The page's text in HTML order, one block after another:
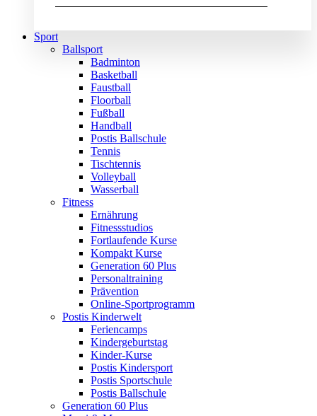
Sport
Ballsport
Badminton
Basketball
Faustball
Floorball
Fußball
Handball
Postis Ballschule
Tennis
Tischtennis
Volleyball
Wasserball
Fitness
Ernährung
Fitnessstudios
Fortlaufende Kurse
Kompakt Kurse
Generation 60 Plus
Personaltraining
Prävention
Online-Sportprogramm
Postis Kinderwelt
Feriencamps
Kindergeburtstag
Kinder-Kurse
Postis Kindersport
Postis Sportschule
Postis Ballschule
Generation 60 Plus